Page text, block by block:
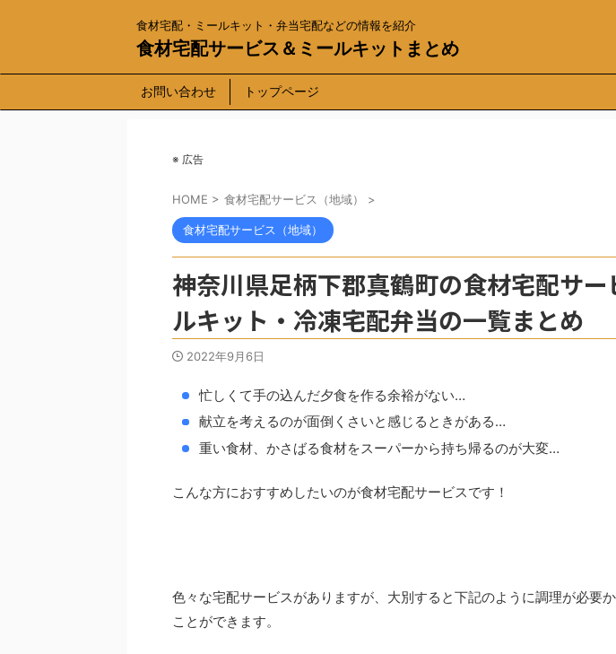
食材宅配・ミールキット・弁当宅配などの情報を紹介
食材宅配サービス＆ミールキットまとめ
お問い合わせ トップページ
※ 広告
HOME > 食材宅配サービス（地域） >
食材宅配サービス（地域）
神奈川県足柄下郡真鶴町の食材宅配サー
ルキット・冷凍宅配弁当の一覧まとめ
2022年9月6日
忙しくて手の込んだ夕食を作る余裕がない…
献立を考えるのが面倒くさいと感じるときがある…
重い食材、かさばる食材をスーパーから持ち帰るのが大変…
こんな方におすすめしたいのが食材宅配サービスです！
色々な宅配サービスがありますが、大別すると下記のように調理が必要
ことができます。